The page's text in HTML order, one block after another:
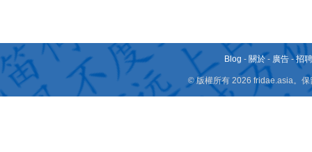
Blog - 關於 - 廣告 -招
© 版權所有 2026 fridae.asia。